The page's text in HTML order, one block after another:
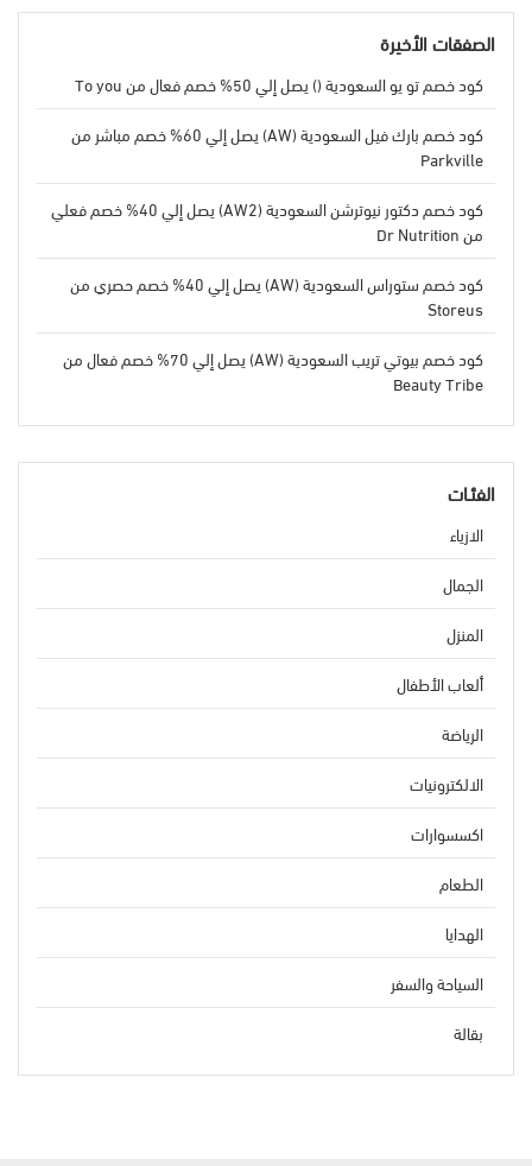
الصفقات الأخيرة
كود خصم تو يو السعودية () يصل إلي 50% خصم فعال من To you
كود خصم بارك فيل السعودية (AW) يصل إلي 60% خصم مباشر من
Parkville
كود خصم دكتور نيوترشن السعودية (AW2) يصل إلي 40% خصم فعلي
من Dr Nutrition
كود خصم ستوراس السعودية (AW) يصل إلي 40% خصم حصري من
Storeus
كود خصم بيوتي تريب السعودية (AW) يصل إلي 70% خصم فعال من
Beauty Tribe
الفئـات
الازياء
الجمال
المنزل
ألعاب الأطفال
الرياضة
الالكترونيات
اكسسوارات
الطعام
الهدايا
السياحة والسفر
بقالة